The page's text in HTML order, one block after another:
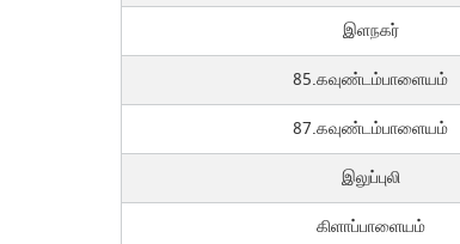
இளநகர்
85.கவுண்டம்பாளையம்
87.கவுண்டம்பாளையம்
இலுப்புலி
கிளாப்பாளையம்